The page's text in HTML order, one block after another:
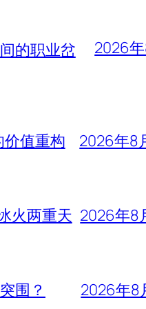
的职业岔
2026
值重构 2026年8
火两重天 2026年8
围？ 2026年8